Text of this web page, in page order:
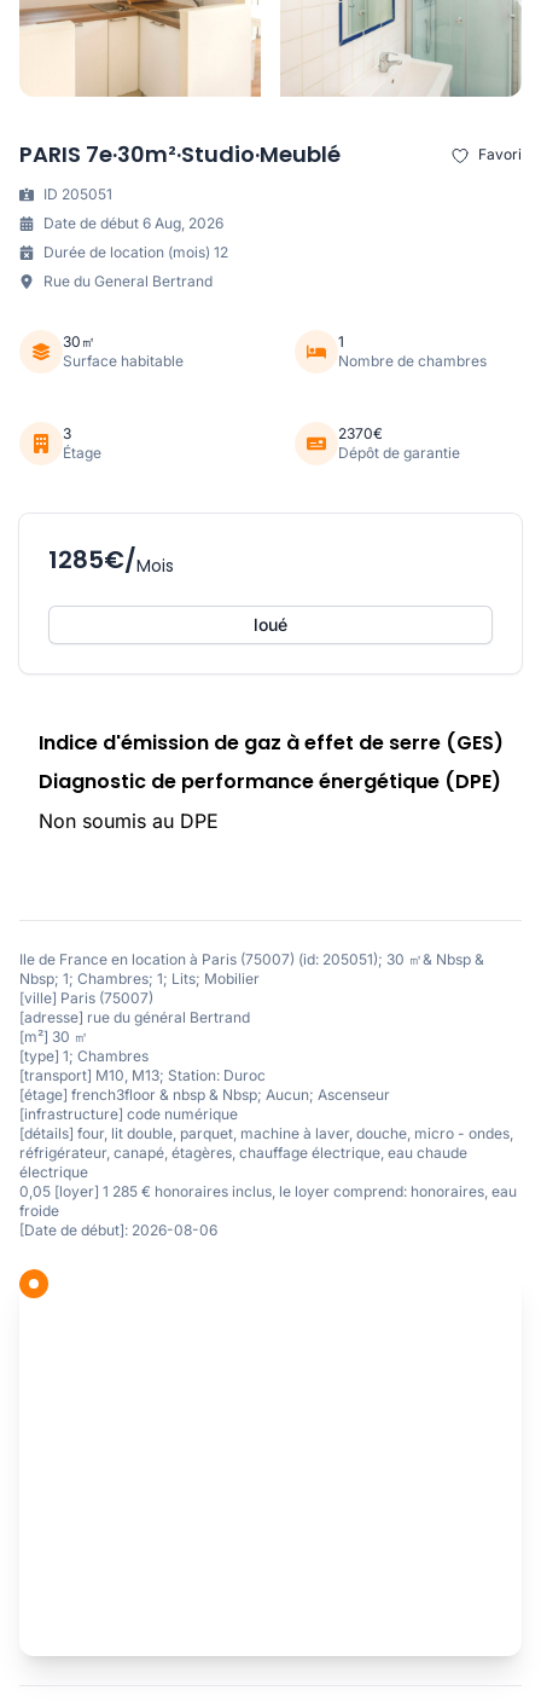
PARIS 7e·30m²·Studio·Meublé Favori
ID 205051
Date de début 6 Aug, 2026
Durée de location (mois) 12
Rue du General Bertrand
30㎡
Surface habitable
1
Nombre de chambres
3
Étage
2370€
Dépôt de garantie
1285€/Mois
loué
Indice d'émission de gaz à effet de serre (GES)
Diagnostic de performance énergétique (DPE)
Non soumis au DPE
Ile de France en location à Paris (75007) (id: 205051); 30 ㎡& Nbsp &
Nbsp; 1; Chambres; 1; Lits; Mobilier
[ville] Paris (75007)
[adresse] rue du général Bertrand
[m²] 30 ㎡
[type] 1; Chambres
[transport] M10, M13; Station: Duroc
[étage] french3floor & nbsp & Nbsp; Aucun; Ascenseur
[infrastructure] code numérique
[détails] four, lit double, parquet, machine à laver, douche, micro - ondes,
réfrigérateur, canapé, étagères, chauffage électrique, eau chaude
électrique
0,05 [loyer] 1 285 € honoraires inclus, le loyer comprend: honoraires, eau
froide
[Date de début]: 2026-08-06